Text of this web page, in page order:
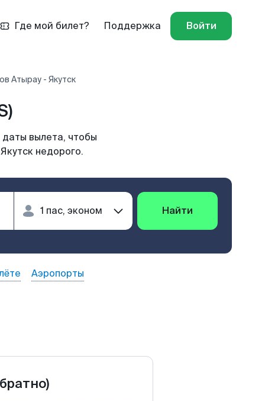
Где мой билет? Поддержка Войти
Атырау - Якутск
вылета, чтобы
недорого.
Найти
Аэропорты